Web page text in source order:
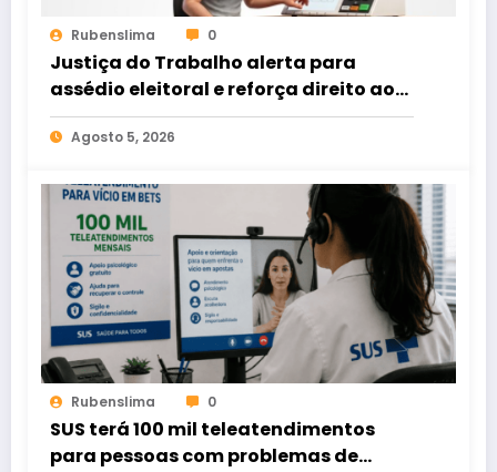
Rubenslima 0
Justiça do Trabalho alerta para
assédio eleitoral e reforça direito ao
voto livre nas relações de trabalho
Agosto 5, 2026
Rubenslima 0
SUS terá 100 mil teleatendimentos
para pessoas com problemas de